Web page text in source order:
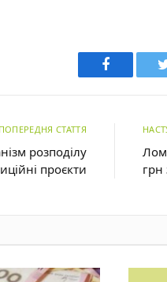
Facebook
ПОПЕРЕДНЯ СТАТТЯ
розподілу
проєкти
грн